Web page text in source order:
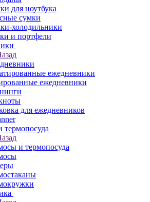
для ноутбука
сумки
холодильники
и портфели
ежедневники
ежедневники
для ежедневников
термопосуда
и термопосуда